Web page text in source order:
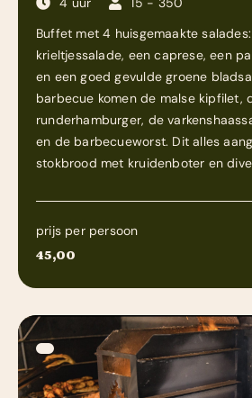
Buffet met 4 huisgemaakte
krieltjessalade, een caprese, een
en een goed gevulde groene
barbecue komen de malse kipfilet,
runderhamburger, de
en de barbecueworst. Dit alles
stokbrood met kruidenboter en
prijs per persoon
45,00